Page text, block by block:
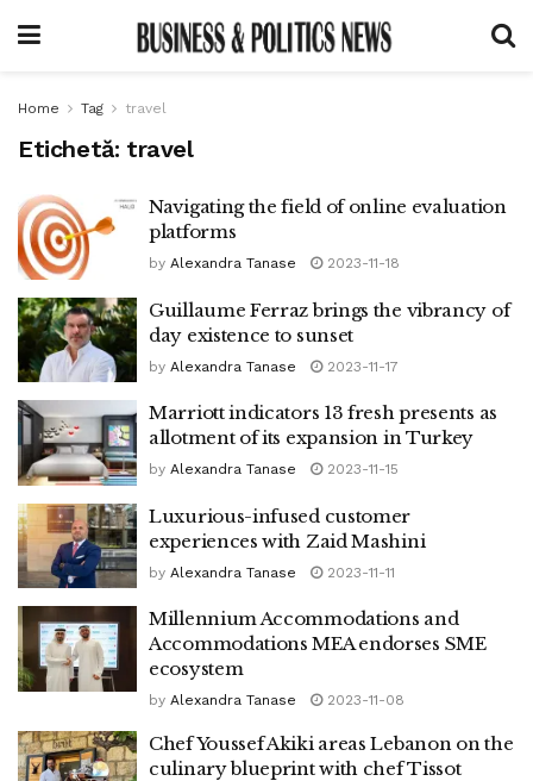
Home Tag travel
Etichetă: travel
Navigating the field of online evaluation
platforms
by Alexandra Tanase 2023-11-18
Guillaume Ferraz brings the vibrancy of
day existence to sunset
by Alexandra Tanase 2023-11-17
Marriott indicators 13 fresh presents as
allotment of its expansion in Turkey
by Alexandra Tanase 2023-11-15
Luxurious-infused customer
experiences with Zaid Mashini
by Alexandra Tanase 2023-11-11
Millennium Accommodations and
Accommodations MEA endorses SME
ecosystem
by Alexandra Tanase 2023-11-08
Chef Youssef Akiki areas Lebanon on the
culinary blueprint with chef Tissot